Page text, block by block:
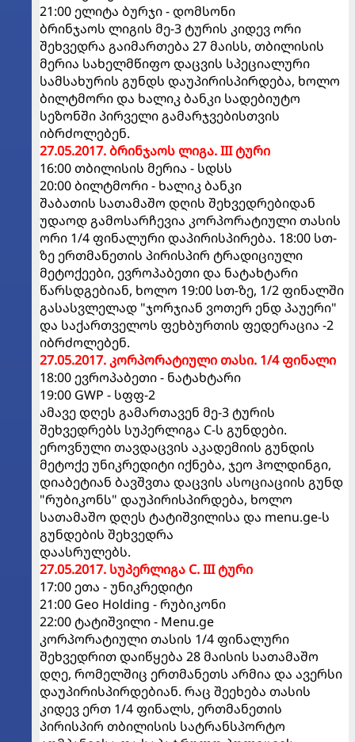
21:00 ელიტა ბურჯი - დომსონი
ბრინჯაოს ლიგის მე-3 ტურის კიდევ ორი
შეხვედრა გაიმართება 27 მაისს, თბილისის
მერია სახელმწიფო დაცვის სპეციალური
სამსახურის გუნდს დაუპირისპირდება, ხოლო
ბილტმორი და ხალიკ ბანკი სადებიუტო
სეზონში პირველი გამარჯვებისთვის
იბრძოლებენ.
27.05.2017. ბრინჯაოს ლიგა. III ტური
16:00 თბილისის მერია - სდსს
20:00 ბილტმორი - ხალიკ ბანკი
შაბათის სათამაშო დღის შეხვედრებიდან
უდაოდ გამოსარჩევია კორპორატიული თასის
ორი 1/4 ფინალური დაპირისპირება. 18:00 სთ-
ზე ერთმანეთის პირისპირ ტრადიციული
მეტოქეები, ევროპაბეთი და ნატახტარი
წარსდგებიან, ხოლო 19:00 სთ-ზე, 1/2 ფინალში
გასასვლელად "ჯორჯიან ვოთერ ენდ პაუერი"
და საქართველოს ფეხბურთის ფედერაცია -2
იბრძოლებენ.
27.05.2017. კორპორატიული თასი. 1/4 ფინალი
18:00 ევროპაბეთი - ნატახტარი
19:00 GWP - სფფ-2
ამავე დღეს გამართავენ მე-3 ტურის
შეხვედრებს სუპერლიგა C-ს გუნდები.
ეროვნული თავდაცვის აკადემიის გუნდის
მეტოქე უნიკრედიტი იქნება, ჯეო ჰოლდინგი,
დიაბეტიან ბავშვთა დაცვის ასოციაციის გუნდ
"რუბიკონს" დაუპირისპირდება, ხოლო
სათამაშო დღეს ტატიშვილისა და menu.ge-ს
გუნდების შეხვედრა
დაასრულებს.
27.05.2017. სუპერლიგა C. III ტური
17:00 ეთა - უნიკრედიტი
21:00 Geo Holding - რუბიკონი
22:00 ტატიშვილი - Menu.ge
კორპორატიული თასის 1/4 ფინალური
შეხვედრით დაიწყება 28 მაისის სათამაშო
დღე, რომელშიც ერთმანეთს არმია და ავერსი
დაუპირისპირდებიან. რაც შეეხება თასის
კიდევ ერთ 1/4 ფინალს, ერთმანეთის
პირისპირ თბილისის სატრანსპორტო